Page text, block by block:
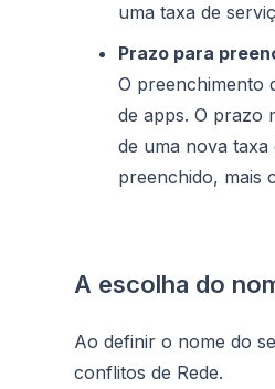
uma taxa de
Prazo para
O preenchimento
de apps. O prazo
de uma nova
preenchido, mais
A escolha do
Ao definir o nome do
conflitos de Rede.